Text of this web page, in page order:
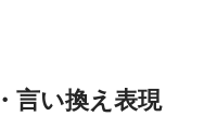
言い換え表現